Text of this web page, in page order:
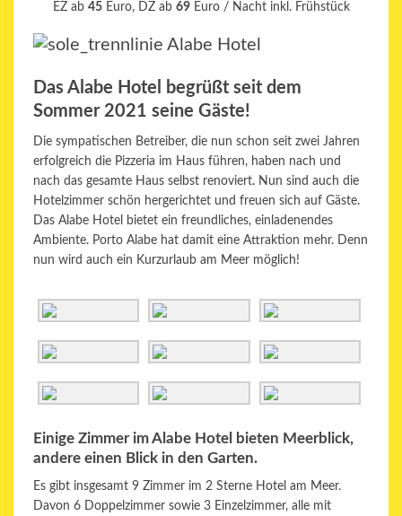
EZ ab 45 Euro, DZ ab 69 Euro / Nacht inkl. Frühstück
Das Alabe Hotel begrüßt seit dem
Sommer 2021 seine Gäste!
Die sympatischen Betreiber, die nun schon seit zwei Jahren
erfolgreich die Pizzeria im Haus führen, haben nach und
nach das gesamte Haus selbst renoviert. Nun sind auch die
Hotelzimmer schön hergerichtet und freuen sich auf Gäste.
Das Alabe Hotel bietet ein freundliches, einladenendes
Ambiente. Porto Alabe hat damit eine Attraktion mehr. Denn
nun wird auch ein Kurzurlaub am Meer möglich!
Einige Zimmer im Alabe Hotel bieten Meerblick,
andere einen Blick in den Garten.
Es gibt insgesamt 9 Zimmer im 2 Sterne Hotel am Meer.
Davon 6 Doppelzimmer sowie 3 Einzelzimmer, alle mit